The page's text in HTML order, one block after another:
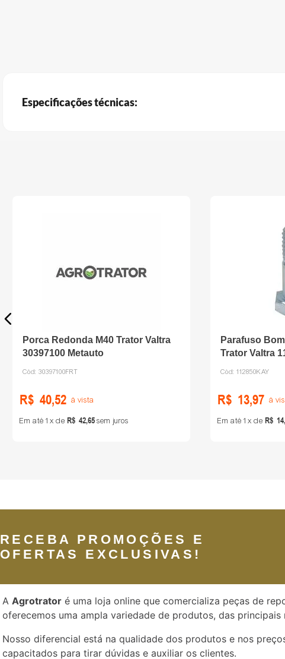
Especificações técnicas:
Porca Redonda M40 Trator Valtra
30397100 Metauto
Cód: 30397100FRT
R$ 40,52 à vista
Em até1 de R$ 42,65sem juros
Parafuso
Trator Valtra
Cód: 112850KAY
R$ 13,97 à
Em até1 de R$ 14,
RECEBA PROMOÇÕES E
OFERTAS EXCLUSIVAS!
A Agrotrator é uma loja online que comercializa peças de
oferecemos uma ampla variedade de produtos, das
Nosso diferencial está na qualidade dos produtos e nos
capacitados para tirar dúvidas e auxiliar os clientes.